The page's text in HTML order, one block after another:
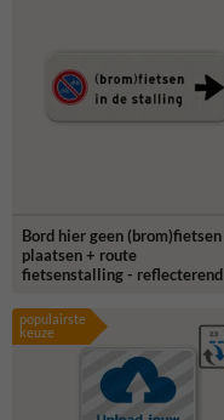
Bord hier geen (brom)fietsen
plaatsen + route
fietsenstalling - reflecterend
populairste
keuze